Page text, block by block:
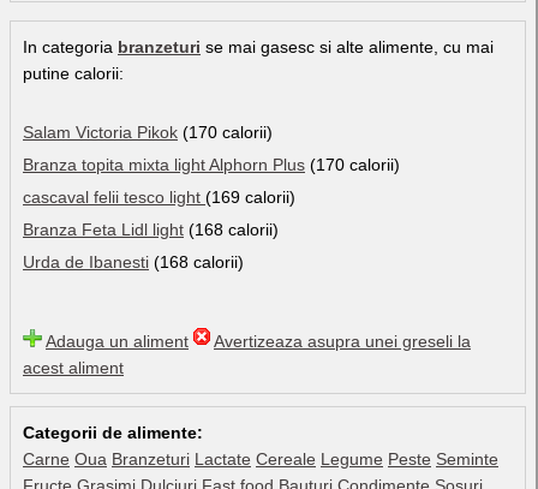
In categoria branzeturi se mai gasesc si alte alimente, cu mai
putine calorii:
Salam Victoria Pikok (170 calorii)
Branza topita mixta light Alphorn Plus (170 calorii)
cascaval felii tesco light (169 calorii)
Branza Feta Lidl light (168 calorii)
Urda de Ibanesti (168 calorii)
Adauga un aliment
Avertizeaza asupra unei greseli la
acest aliment
Categorii de alimente:
Carne Oua Branzeturi Lactate Cereale Legume Peste Seminte